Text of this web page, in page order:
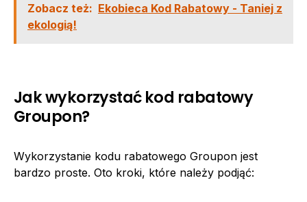
Zobacz też: Ekobieca Kod Rabatowy - Taniej z
ekologią!
Jak wykorzystać kod rabatowy
Groupon?
Wykorzystanie kodu rabatowego Groupon jest
bardzo proste. Oto kroki, które należy podjąć: